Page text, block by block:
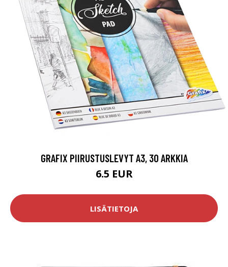
GRAFIX PIIRUSTUSLEVYT A3, 30 ARKKIA
6.5 EUR
LISÄTIETOJA